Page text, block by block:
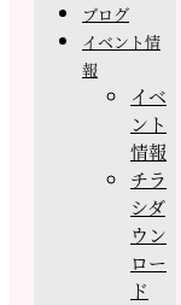
ブログ
イベント情
報
イベ
ント
情報
チラ
シダ
ウン
ロー
ド